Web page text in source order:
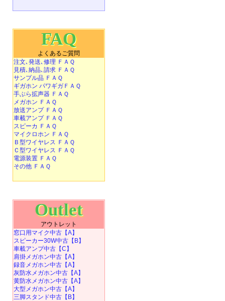
FAQ
よくあるご質問
注文､発送､修理 ＦＡＱ
見積､納品､請求 ＦＡＱ
サンプル品 ＦＡＱ
ギガホン パワギガＦＡＱ
手ぶら拡声器 ＦＡＱ
メガホン ＦＡＱ
放送アンプ ＦＡＱ
車載アンプ ＦＡＱ
スピーカ ＦＡＱ
マイクロホン ＦＡＱ
Ｂ型ワイヤレス ＦＡＱ
Ｃ型ワイヤレス ＦＡＱ
電源装置 ＦＡＱ
その他 ＦＡＱ
Outlet
アウトレット
窓口用マイク中古【A】
スピーカー30W中古【B】
車載アンプ中古【C】
肩掛メガホン中古【A】
録音メガホン中古【A】
灰防水メガホン中古【A】
黄防水メガホン中古【A】
大型メガホン中古【A】
三脚スタンド中古【B】